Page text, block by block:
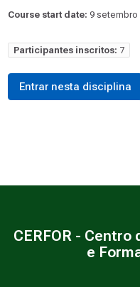
Course start date: 9 setembro
Participantes inscritos: 7
Entrar nesta disciplina
CERFOR -
e